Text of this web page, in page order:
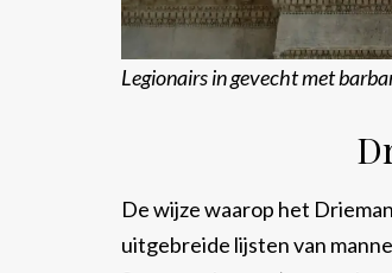
Legionairs in gevecht met
De wijze waarop het
uitgebreide lijsten van